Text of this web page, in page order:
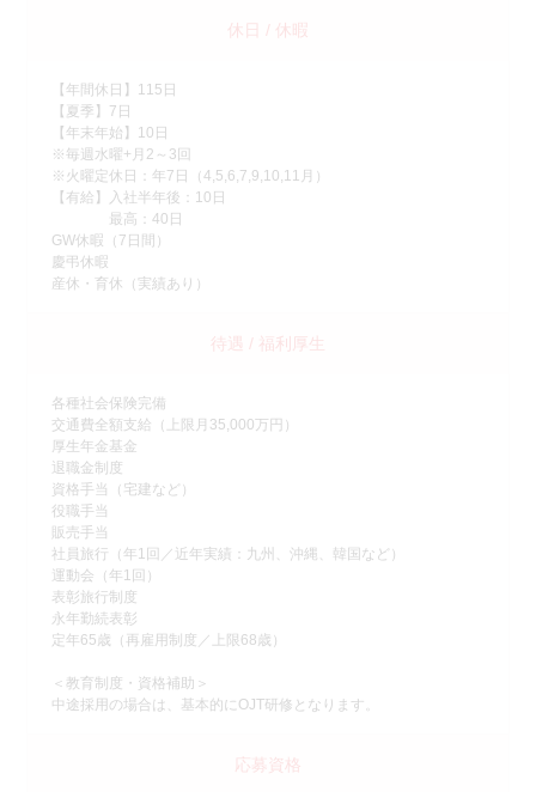
休日 / 休暇
【年間休日】115日
【夏季】7日
【年末年始】10日
※毎週水曜+月2～3回
※火曜定休日：年7日（4,5,6,7,9,10,11月）
【有給】入社半年後：10日
最高：40日
GW休暇（7日間）
慶弔休暇
産休・育休（実績あり）
待遇 / 福利厚生
各種社会保険完備
交通費全額支給（上限月35,000万円）
厚生年金基金
退職金制度
資格手当（宅建など）
役職手当
販売手当
社員旅行（年1回／近年実績：九州、沖縄、韓国など）
運動会（年1回）
表彰旅行制度
永年勤続表彰
定年65歳（再雇用制度／上限68歳）
＜教育制度・資格補助＞
中途採用の場合は、基本的にOJT研修となります。
応募資格